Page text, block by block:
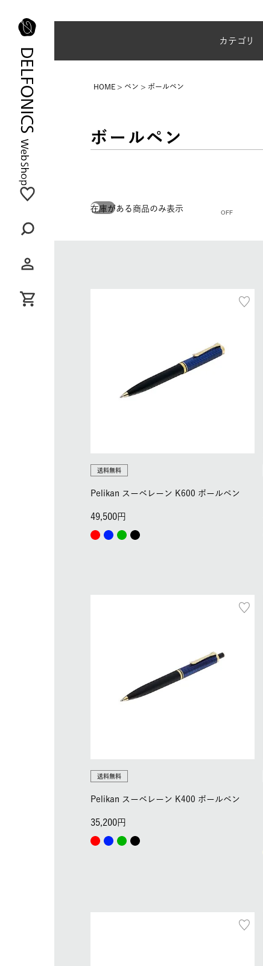
カテゴリ
HOME ペン ボールペン
ボールペン
在庫がある商品のみ表示
送料無料
Pelikan スーベレーン K600 ボールペン
49,500
送料無料
Pelikan スーベレーン K400 ボールペン
35,200